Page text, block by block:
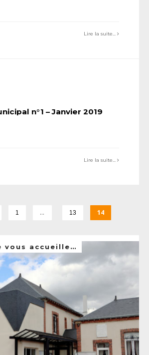
Lire la suite...
n°1 – Janvier 2019
Lire la suite...
1 … 13 14
vous accueille…